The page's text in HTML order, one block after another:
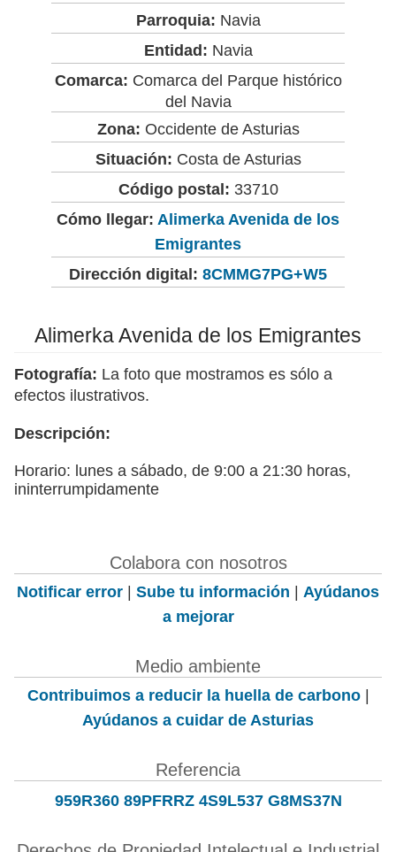
Parroquia: Navia
Entidad: Navia
Comarca: Comarca del Parque histórico
del Navia
Zona: Occidente de Asturias
Situación: Costa de Asturias
Código postal: 33710
Cómo llegar: Alimerka Avenida de los
Emigrantes
Dirección digital: 8CMMG7PG+W5
Alimerka Avenida de los Emigrantes
Fotografía: La foto que mostramos es sólo a
efectos ilustrativos.
Descripción:
Horario: lunes a sábado, de 9:00 a 21:30 horas,
ininterrumpidamente
Colabora con nosotros
Notificar error | Sube tu información | Ayúdanos
a mejorar
Medio ambiente
Contribuimos a reducir la huella de carbono|
Ayúdanos a cuidar de Asturias
Referencia
959R360 89PFRRZ 4S9L537 G8MS37N